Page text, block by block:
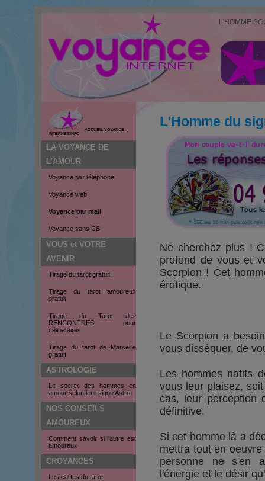
L'HOMME
ACCUEIL VOYANCE-
INTERNET.INFO
LA VOYANCE DE
L'AMOUR
Voyance par téléphone
Voyance web
Voyance par mail
Voyance sans CB
VOUS et VOTRE
AVENIR
Tirage du tarot gratuit
Tirage du tarot amoureux
gratuit
Tirage du Tarot des
RENCONTRES pour
célibataires
Tirage du tarot de Marseille
gratuit
ASTROLOGIE
Le secret des hommes en
amour selon leur signe Astro
NOS CONSEILS
AMOUREUX
Comment savoir si l'autre est
amoureux
CROYANCES
Les cartes du tarot
L'Homme du
Ne cherchez plus !
profond de vous et
Scorpion ! Cet
érotique.
Le Scorpion a
vous disséquer, de
Les hommes natifs
vous leur plaisez,
cas, leur perception
définitive.
Si cet homme là a
mettra tout en
personne ne s'en
l'énergie et le désir